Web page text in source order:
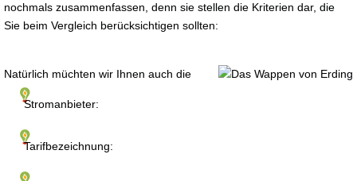
nochmals zusammenfassen, denn sie stellen die Kriterien dar, die
Sie beim Vergleich berücksichtigen sollten:
Stromanbieter:
Tarifbezeichnung:
Natürlich müchten wir Ihnen auch die